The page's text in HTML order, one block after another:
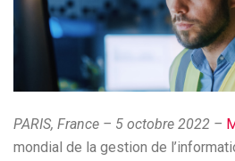
PARIS, France – 5 octobre 2022 –
mondial de la gestion de